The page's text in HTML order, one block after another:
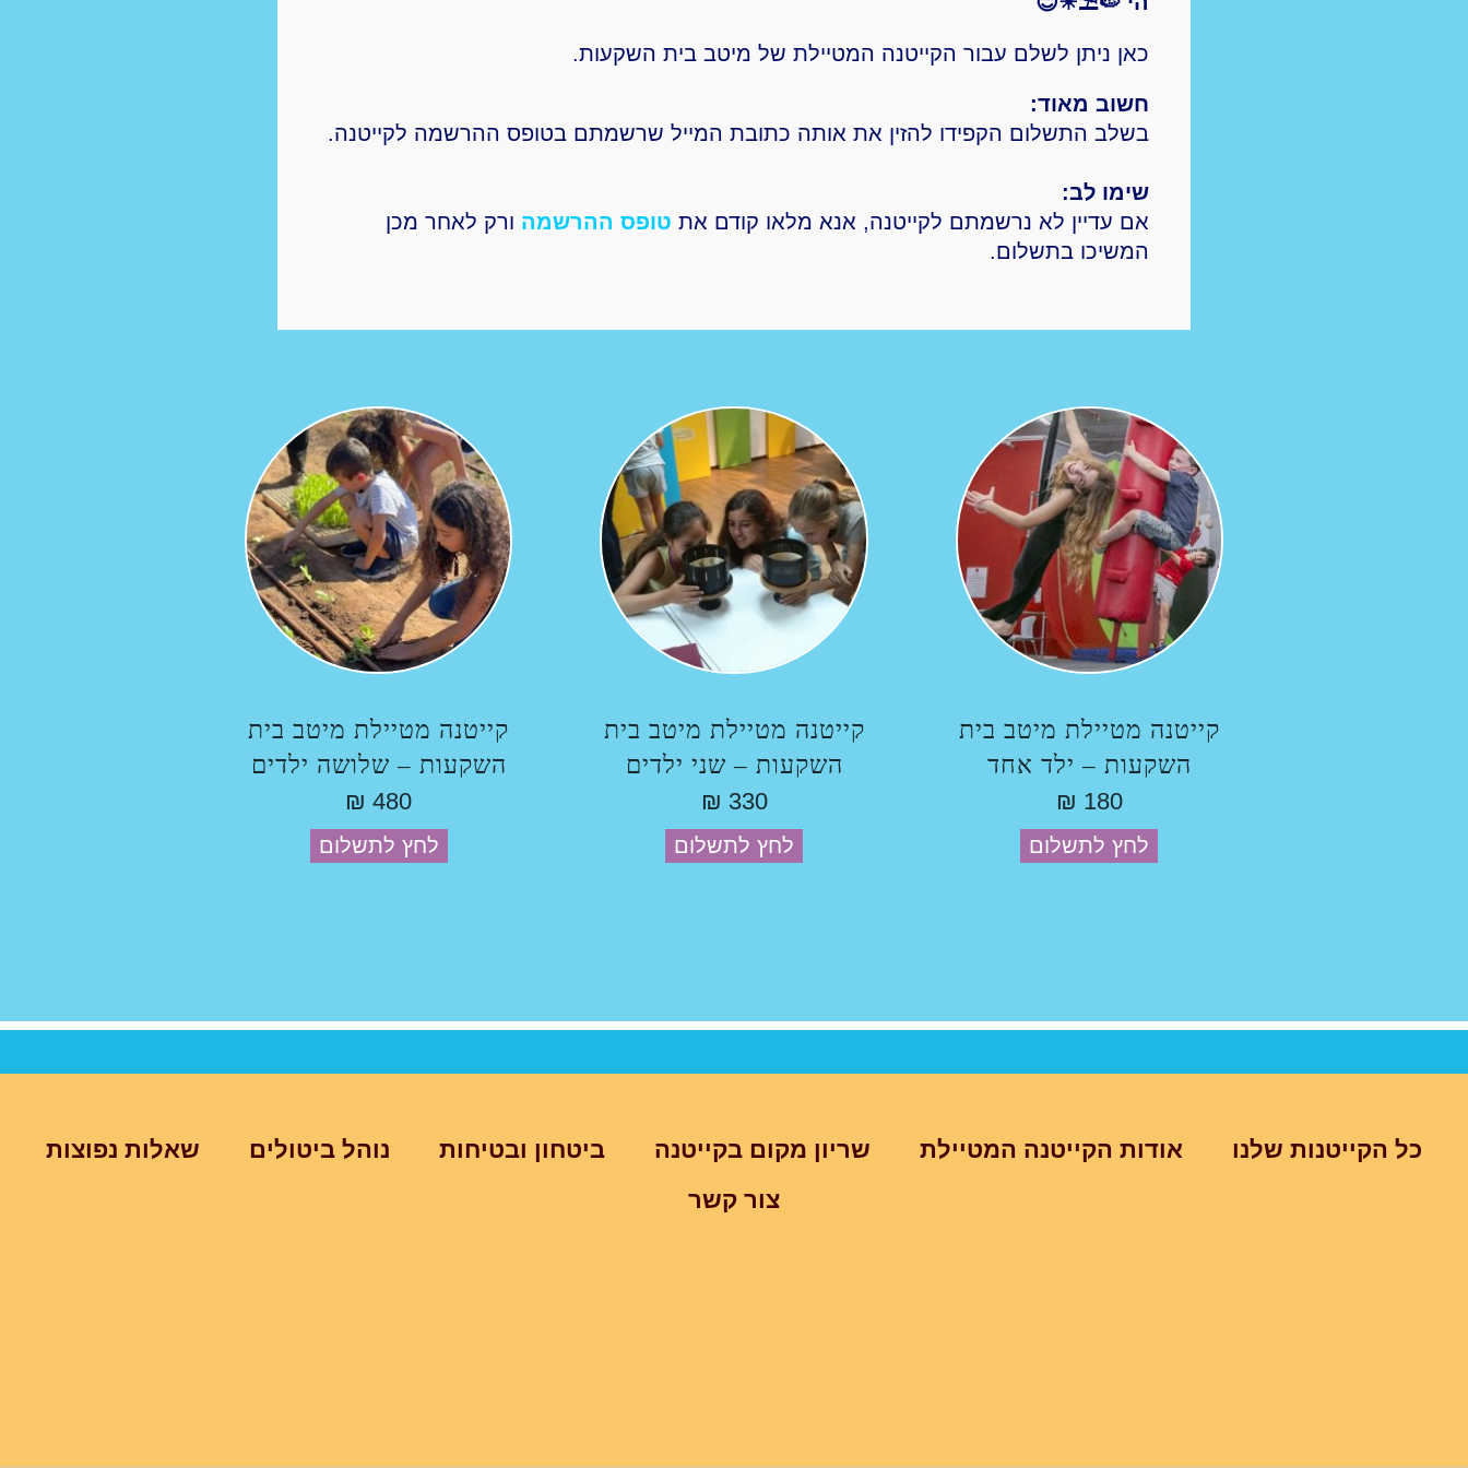
כאן ניתן לשלם עבור הקייטנה המטיילת של מיטב בית השקעות.
חשוב מאוד:
בשלב התשלום הקפידו להזין את אותה כתובת המייל שרשמתם בטופס ההרשמה לקייטנה.
שימו לב:
אם עדיין לא נרשמתם לקייטנה, אנא מלאו קודם את טופס ההרשמה ורק לאחר מכן
המשיכו בתשלום.
קייטנה מטיילת מיטב בית
השקעות – ילד אחד
180
₪
לחץ לתשלום
קייטנה מטיילת מיטב בית
השקעות – שני ילדים
330
₪
לחץ לתשלום
קייטנה מטיילת מיטב בית
השקעות – שלושה ילדים
480
₪
לחץ לתשלום
כל הקייטנות שלנו אודות הקייטנה המטיילת שריון מקום בקייטנה ביטחון ובטיחות נוהל ביטולים
שאלות נפוצות
צור קשר